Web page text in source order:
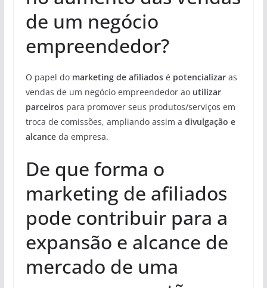
de um negócio
empreendedor?
O papel do marketing de afiliadosé potencializaras
vendas de um negócio empreendedor ao utilizar
parceirospara promover seus produtos/serviços em
troca de comissões, ampliando assim a divulgação e
alcanceda empresa.
De que forma o
marketing de afiliados
pode contribuir para a
expansão e alcance de
mercado de uma